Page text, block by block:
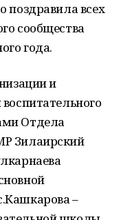
поздравила всех
сообщества
года.
и
Отдела
Зилаирский
–